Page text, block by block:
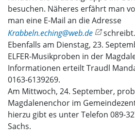
besuchen. Näheres erfährt man
man eine E-Mail an die Adresse
Krabbeln.eching@web.de
schreibt.
Ebenfalls am Dienstag, 23.
ELFER-Musikproben in der
Informationen erteilt Traudl
0163-6139269.
Am Mittwoch, 24. September,
Magdalenenchor im
hierzu gibt es unter Telefon 089-
Sachs.